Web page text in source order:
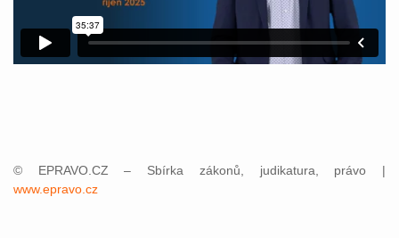
© EPRAVO.CZ – Sbírka zákonů, judikatura, právo |
www.epravo.cz